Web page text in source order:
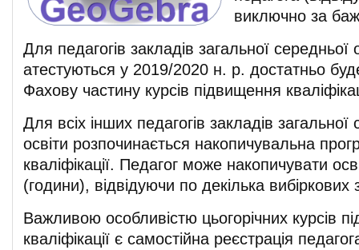
виключно за
Для педагогів закладів загальної середньої
атестуються у 2019/2020 н. р. достатньо
Фахову частину курсів підвищення
Для всіх інших педагогів закладів загальної
освіти розпочинається накопичувальна
кваліфікації. Педагог може накопичувати
(години), відвідуючи по декілька вибіркових
Важливою особливістю цьогорічних курсів
кваліфікації є самостійна реєстрація